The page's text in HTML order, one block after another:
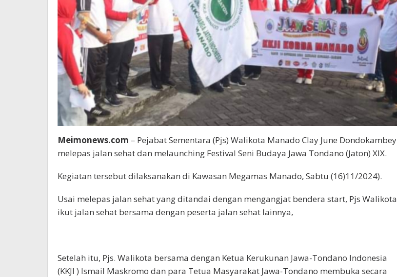
Meimonews.com – Pejabat Sementara (Pjs) Walikota Manado Clay June Dondokambey
melepas jalan sehat dan melaunching Festival Seni Budaya Jawa Tondano (Jaton) XIX.
Kegiatan tersebut dilaksanakan di Kawasan Megamas Manado, Sabtu (16)11/2024).
Usai melepas jalan sehat yang ditandai dengan mengangjat bendera start, Pjs Walikota
ikut jalan sehat bersama dengan peserta jalan sehat lainnya,
Setelah itu, Pjs. Walikota bersama dengan Ketua Kerukunan Jawa-Tondano Indonesia
(KKJI ) Ismail Maskromo dan para Tetua Masyarakat Jawa-Tondano membuka secara